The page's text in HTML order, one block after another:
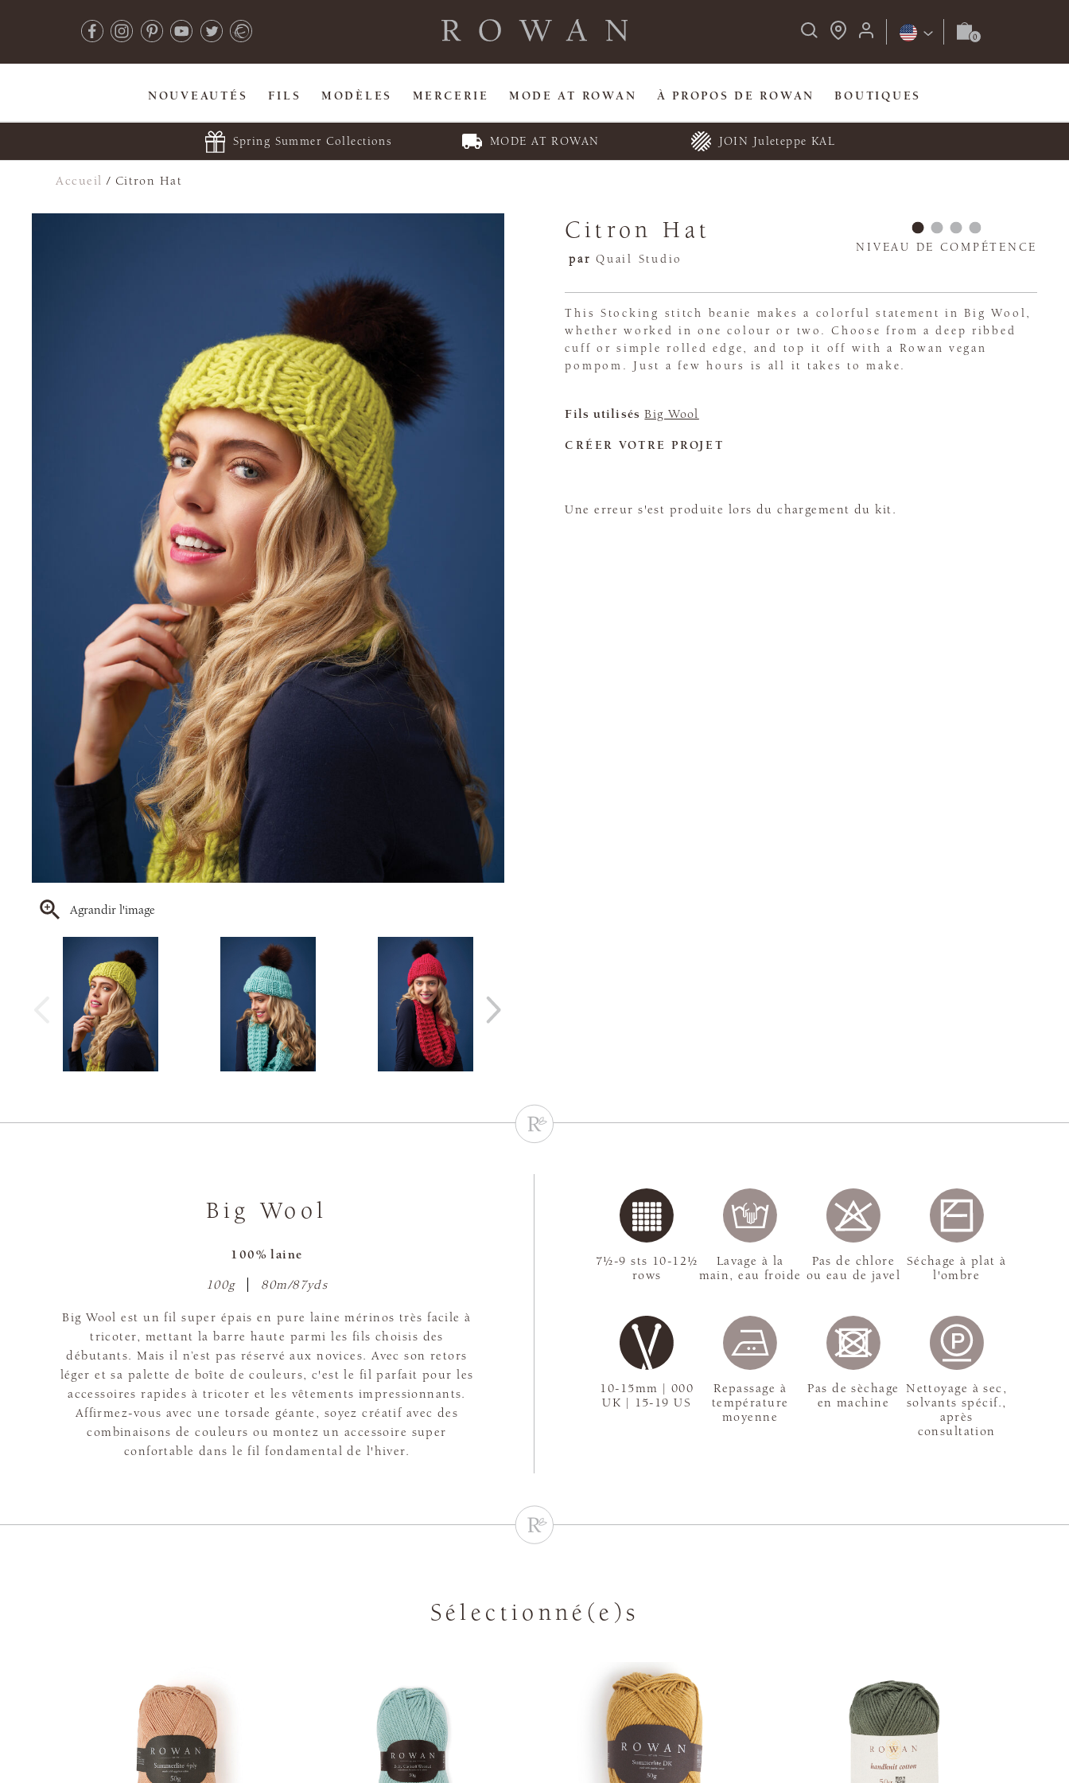
NOUVEAUTÉS FILS MODÈLES MERCERIE MODE AT ROWAN À PROPOS DE ROWAN BOUTIQUES
Spring Summer Collections MODE AT ROWAN JOIN Juleteppe KAL
Accueil / Citron Hat
Agrandir l'image
Citron Hat
par Quail Studio
NIVEAU DE COMPÉTENCE
This Stocking stitch beanie makes a colorful statement in Big Wool,
whether worked in one colour or two. Choose from a deep ribbed
cuff or simple rolled edge, and top it off with a Rowan vegan
pompom. Just a few hours is all it takes to make.
Fils utilisés Big Wool
CRÉER VOTRE PROJET
Une erreur s'est produite lors du chargement du kit.
Big Wool
100% laine
100g 80m/87yds
Big Wool est un fil super épais en pure laine mérinos très facile à
tricoter, mettant la barre haute parmi les fils choisis des
débutants. Mais il n’est pas réservé aux novices. Avec son retors
léger et sa palette de boîte de couleurs, c'est le fil parfait pour les
accessoires rapides à tricoter et les vêtements impressionnants.
Affirmez-vous avec une torsade géante, soyez créatif avec des
combinaisons de couleurs ou montez un accessoire super
confortable dans le fil fondamental de l'hiver.
10-15mm | 000
UK | 15-19 US
7½-9 sts 10-12½
rows
Lavage à la
main, eau froide
Pas de chlore
ou eau de javel
Séchage à plat à
l'ombre
Repassage à
température
moyenne
Pas de sèchage
en machine
Nettoyage à sec,
solvants spécif.,
après
consultation
Sélectionné(e)s